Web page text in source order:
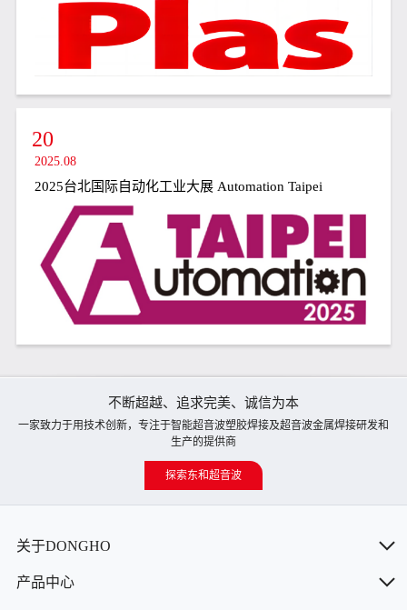
20
2025.08
2025台北国际自动化工业大展 Automation Taipei
不断超越、追求完美、诚信为本
一家致力于用技术创新，专注于智能超音波塑胶焊接及超音波金属焊接研发和
生产的提供商
探索东和超音波
关于DONGHO
产品中心